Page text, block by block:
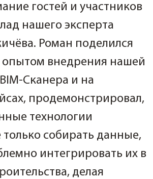
гостей и участников
нашего эксперта
Роман поделился
внедрения нашей
Сканера и на
продемонстрировал,
технологии
собирать данные,
интегрировать их в
делая